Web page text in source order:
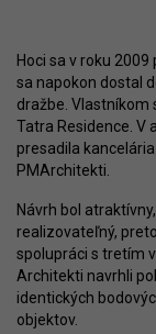
Hoci sa v roku
sa napokon dostal
dražbe. Vlastníkom
Tatra Residence. V
presadila
PMArchitekti.
Návrh bol
realizovateľný,
spolupráci s tretím
Architekti navrhli
identických
objektov.